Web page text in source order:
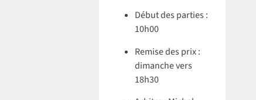
Début des parties :
10h00
Remise des prix :
dimanche vers
18h30